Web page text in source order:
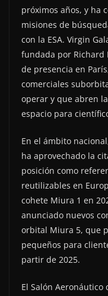
próximos años, y ha
misiones de
con la ESA. Virgin
fundada por Richard
de presencia en
comerciales
operar y que abren
espacio para
En el ámbito
ha aprovechado la
posición como
reutilizables en
cohete Miura 1 en
anunciado nuevos
orbital Miura 5, que
pequeños para
partir de 2025.
El Salón Aeronáutico